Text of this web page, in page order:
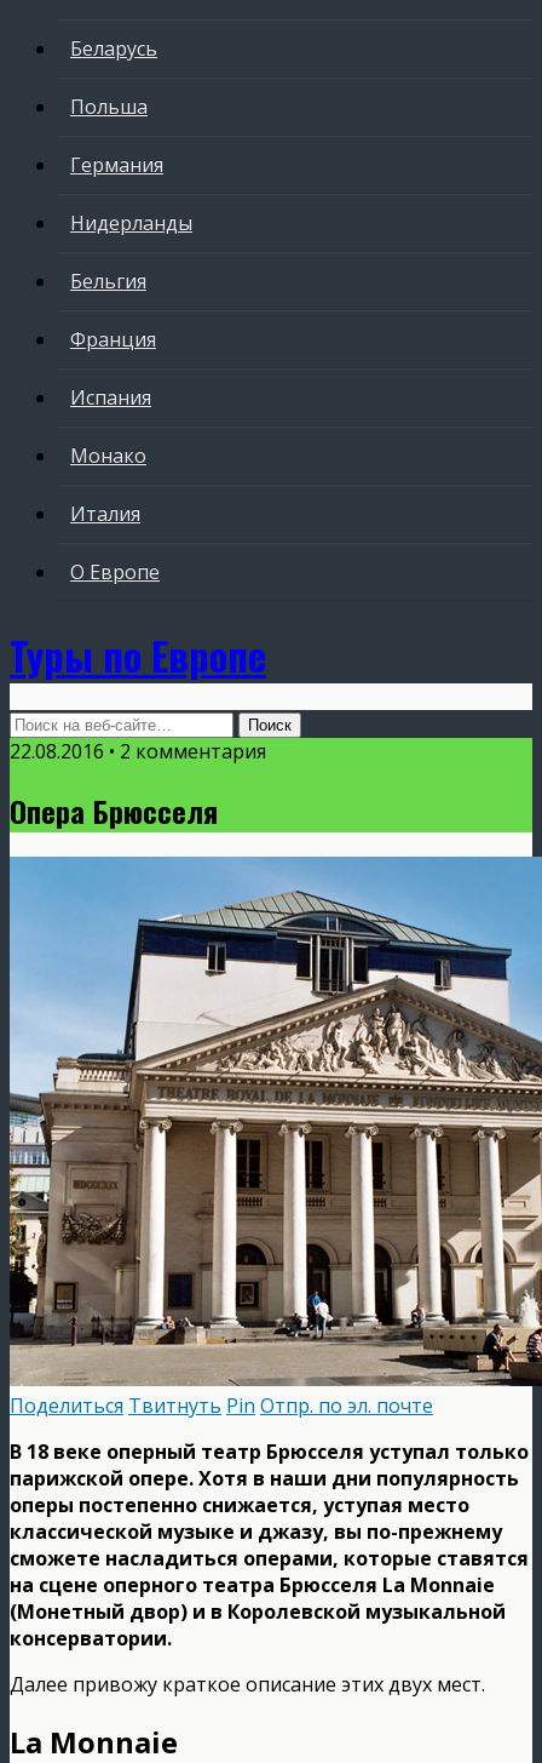
Беларусь
Польша
Германия
Нидерланды
Бельгия
Франция
Испания
Монако
Италия
О Европе
Туры по Европе
22.08.2016 • 2 комментария
Опера Брюсселя
Поделиться Твитнуть Pin Отпр. по эл. почте
В 18 веке оперный театр Брюсселя уступал только
парижской опере. Хотя в наши дни популярность
оперы постепенно снижается, уступая место
классической музыке и джазу, вы по-прежнему
сможете насладиться операми, которые ставятся
на сцене оперного театра Брюсселя La Monnaie
(Монетный двор) и в Королевской музыкальной
консерватории.
Далее привожу краткое описание этих двух мест.
La Monnaie